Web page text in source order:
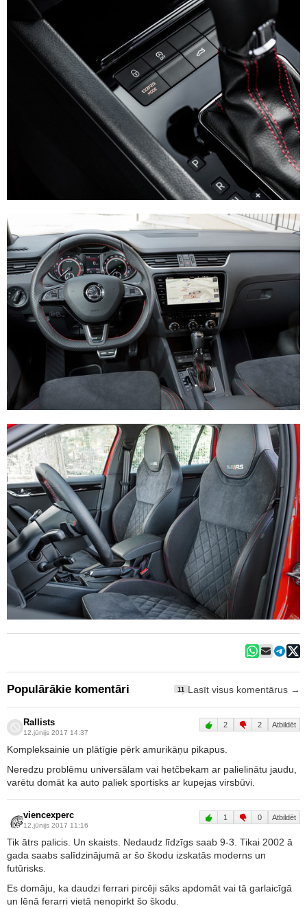
Populārākie komentāri 11 Lasīt visus komentārus →
Rallists
12.jūnijs 2017 14:37
2 2 Atbildēt
Kompleksainie un plātīgie pērk amurikāņu pikapus.
Neredzu problēmu universālam vai hetčbekam ar palielinātu jaudu,
varētu domāt ka auto paliek sportisks ar kupejas virsbūvi.
viencexperc
12.jūnijs 2017 11:16
1 0 Atbildēt
Tik ātrs palicis. Un skaists. Nedaudz līdzīgs saab 9-3. Tikai 2002 ā
gada saabs salīdzinājumā ar šo škodu izskatās moderns un
futūrisks.
Es domāju, ka daudzi ferrari pircēji sāks apdomāt vai tā garlaicīgā
un lēnā ferarri vietā nenopirkt šo škodu.